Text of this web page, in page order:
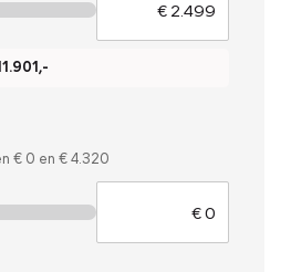
,-
€ 0 en € 4.320